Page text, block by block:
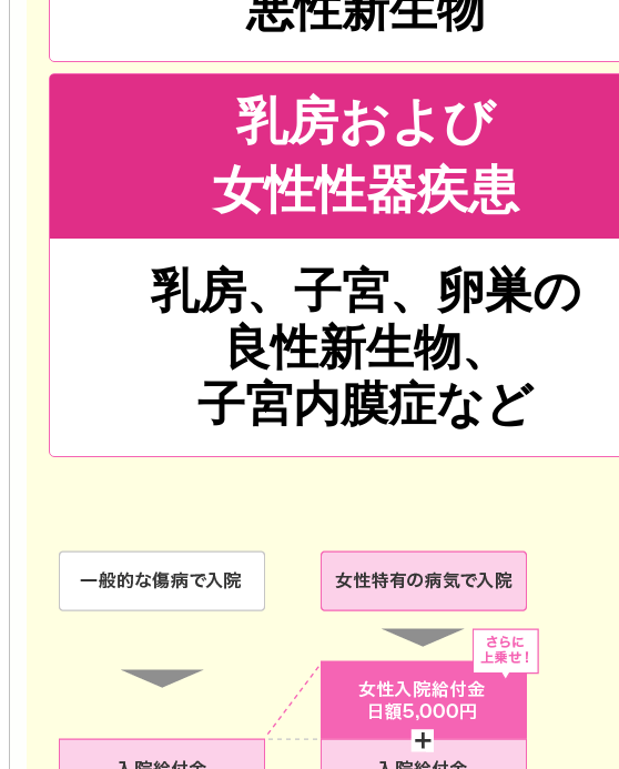
乳房および
女性性器疾患
乳房、子宮、卵巣の
良性新生物、
子宮内膜症など